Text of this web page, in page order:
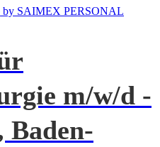
m/w/d -
Baden-